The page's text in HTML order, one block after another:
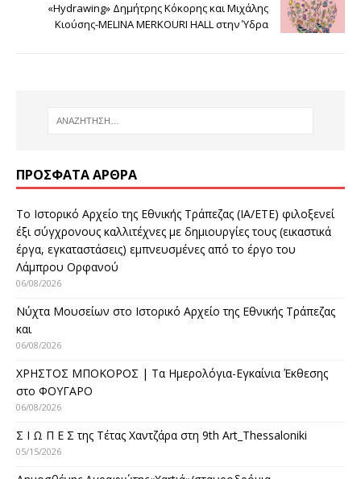
«Hydrawing» Δημήτρης Κόκορης και Μιχάλης
Κιούσης-MELINA MERKOURI HALL στην Ύδρα
ΠΡΌΣΦΑΤΑ ΆΡΘΡΑ
Το Ιστορικό Αρχείο της Εθνικής Τράπεζας (ΙΑ/ΕΤΕ) φιλοξενεί
έξι σύγχρονους καλλιτέχνες με δημιουργίες τους (εικαστικά
έργα, εγκαταστάσεις) εμπνευσμένες από το έργο του
Λάμπρου Ορφανού
06/08/2026
Νύχτα Μουσείων στο Ιστορικό Αρχείο της Εθνικής Τράπεζας
και
06/08/2026
ΧΡΗΣΤΟΣ ΜΠΟΚΟΡΟΣ | Τα Ημερολόγια-Εγκαίνια Έκθεσης
στο ΦΟΥΓΑΡΟ
06/08/2026
Σ Ι Ω Π Ε Σ της Τέτας Χαντζάρα στη 9th Art_Thessaloniki
05/15/2026